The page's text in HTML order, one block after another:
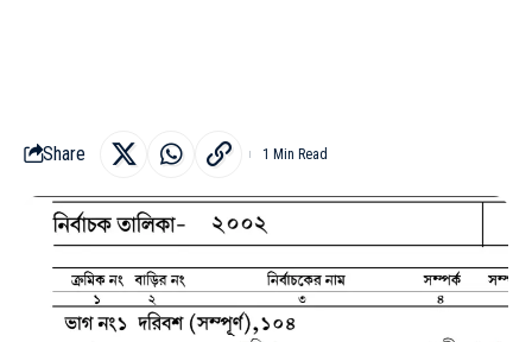
Share 1 Min Read